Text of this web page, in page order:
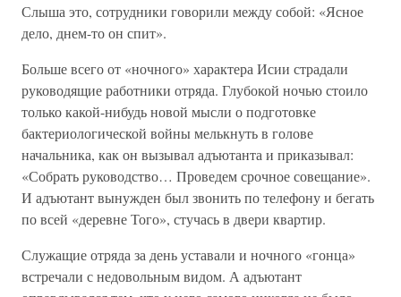
Слыша это, сотрудники говорили между собой: «Ясное
дело, днем-то он спит».
Больше всего от «ночного» характера Исии страдали
руководящие работники отряда. Глубокой ночью стоило
только какой-нибудь новой мысли о подготовке
бактериологической войны мелькнуть в голове
начальника, как он вызывал адъютанта и приказывал:
«Собрать руководство… Проведем срочное совещание».
И адъютант вынужден был звонить по телефону и бегать
по всей «деревне Того», стучась в двери квартир.
Служащие отряда за день уставали и ночного «гонца»
встречали с недовольным видом. А адъютант